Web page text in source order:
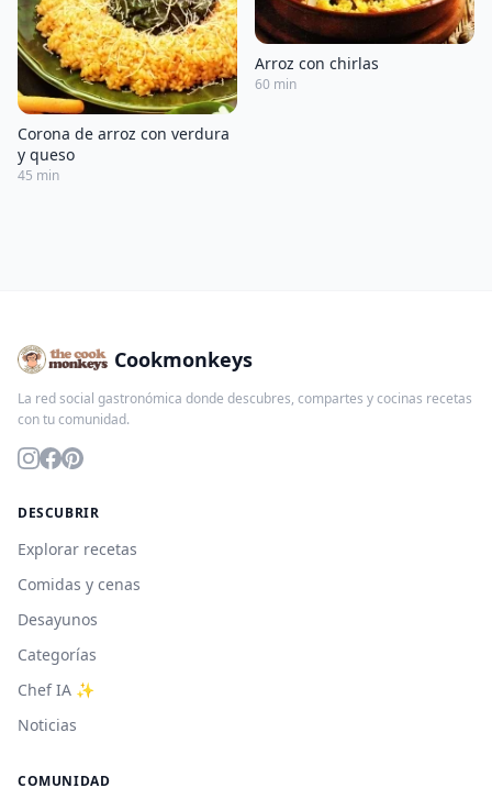
Corona de arroz con verdura
y queso
45 min
Arroz con chirlas
60 min
Cookmonkeys
La red social gastronómica donde descubres, compartes y cocinas recetas
con tu comunidad.
DESCUBRIR
Explorar recetas
Comidas y cenas
Desayunos
Categorías
Chef IA ✨
Noticias
COMUNIDAD